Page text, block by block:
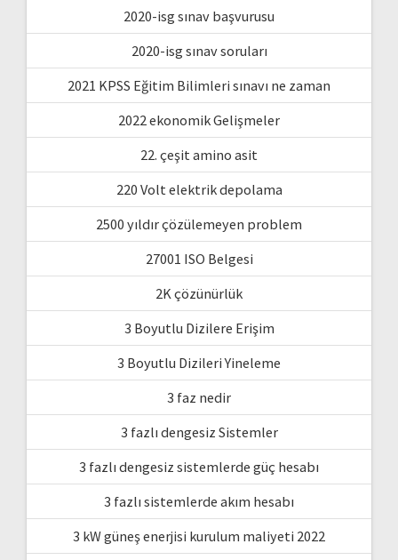
2020-isg sınav başvurusu
2020-isg sınav soruları
2021 KPSS Eğitim Bilimleri sınavı ne zaman
2022 ekonomik Gelişmeler
22. çeşit amino asit
220 Volt elektrik depolama
2500 yıldır çözülemeyen problem
27001 ISO Belgesi
2K çözünürlük
3 Boyutlu Dizilere Erişim
3 Boyutlu Dizileri Yineleme
3 faz nedir
3 fazlı dengesiz Sistemler
3 fazlı dengesiz sistemlerde güç hesabı
3 fazlı sistemlerde akım hesabı
3 kW güneş enerjisi kurulum maliyeti 2022